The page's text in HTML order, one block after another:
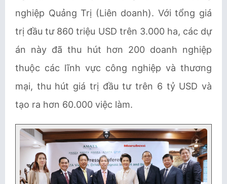
nghiệp Quảng Trị (Liên doanh). Với tổng giá
trị đầu tư 860 triệu USD trên 3.000 ha, các dự
án này đã thu hút hơn 200 doanh nghiệp
thuộc các lĩnh vực công nghiệp và thương
mại, thu hút giá trị đầu tư trên 6 tỷ USD và
tạo ra hơn 60.000 việc làm.